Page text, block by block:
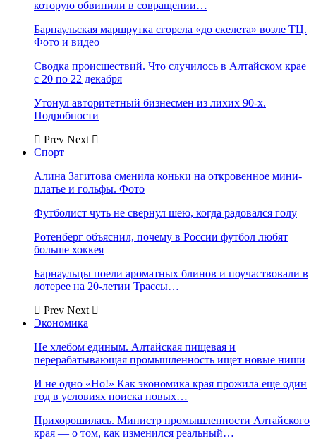
которую обвинили в совращении…
Барнаульская маршрутка сгорела «до скелета» возле ТЦ.
Фото и видео
Сводка происшествий. Что случилось в Алтайском крае
с 20 по 22 декабря
Утонул авторитетный бизнесмен из лихих 90-х.
Подробности
Prev Next
Спорт
Алина Загитова сменила коньки на откровенное мини-
платье и гольфы. Фото
Футболист чуть не свернул шею, когда радовался голу
Ротенберг объяснил, почему в России футбол любят
больше хоккея
Барнаульцы поели ароматных блинов и поучаствовали в
лотерее на 20-летии Трассы…
Prev Next
Экономика
Не хлебом единым. Алтайская пищевая и
перерабатывающая промышленность ищет новые ниши
И не одно «Но!» Как экономика края прожила еще один
год в условиях поиска новых…
Прихорошилась. Министр промышленности Алтайского
края — о том, как изменился реальный…